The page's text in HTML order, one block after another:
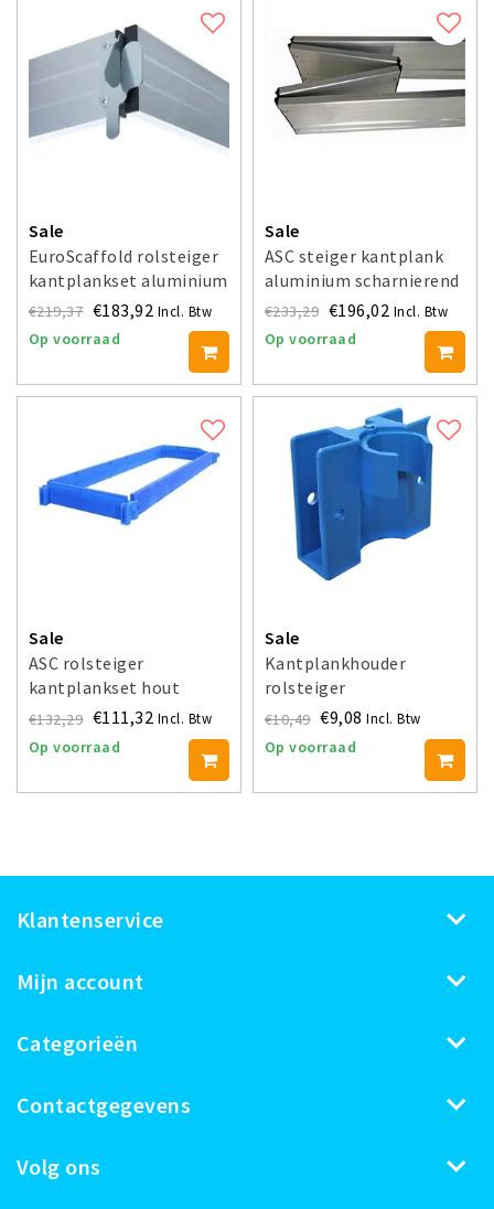
Sale
EuroScaffold rolsteiger
kantplankset aluminium
€219,37 €183,92 Incl. Btw
Op voorraad
Sale
ASC steiger kantplank
aluminium scharnierend
€233,29 €196,02 Incl. Btw
Op voorraad
Sale
ASC rolsteiger
kantplankset hout
€132,29 €111,32 Incl. Btw
Op voorraad
Sale
Kantplankhouder
rolsteiger
€10,49 €9,08 Incl. Btw
Op voorraad
Klantenservice
Mijn account
Categorieën
Contactgegevens
Volg ons